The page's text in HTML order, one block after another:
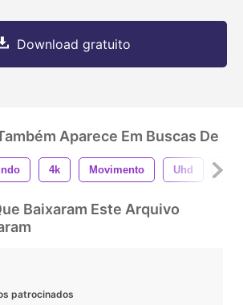
Download gratuito
Aparece Em Buscas De
4k Movimento Uhd
Baixaram Este Arquivo
patrocinados